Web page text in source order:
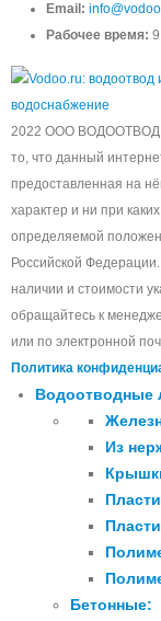
Email:
Рабочее время:
2022 ООО ВОДООТВОД
то, что данный
предоставленная на
характер и ни при
определяемой
Российской
наличии и стоимости
обращайтесь к
или по электронной
Политика
Водоотводные
Из
Бетонные: